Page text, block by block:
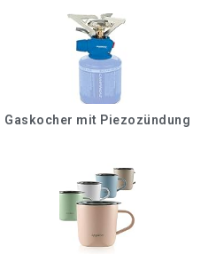
Gaskocher mit Piezozündung